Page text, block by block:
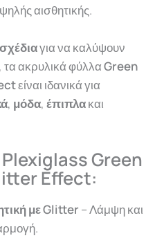
αισθητικής.
για να καλύψουν
τα ακρυλικά φύλλαGreen
είναι ιδανικά για
, μόδα, έπιπλακαι
Green
Effect:
με Glitter – Λάμψη και